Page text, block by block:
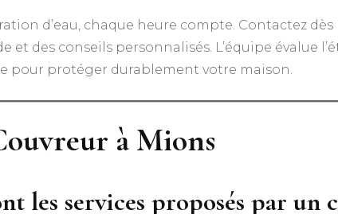
d’eau, chaque heure compte. Contactez
et des conseils personnalisés. L’équipe évalue
pour protéger durablement votre maison.
à Mions
les services proposés par un